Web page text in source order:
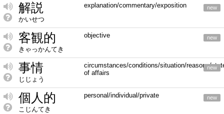
解説
かいせつ
explanation/commentary/exposition new
客観的
きゃっかんてき
objective new
事情
じじょう
circumstances/conditions/situation/reasons/
of affairs
new
個人的
こじんてき
personal/individual/private new